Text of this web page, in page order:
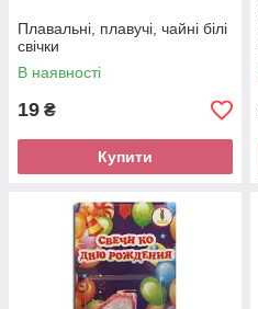
Плавальні, плавучі, чайні білі
свічки
В наявності
19 ₴
Купити